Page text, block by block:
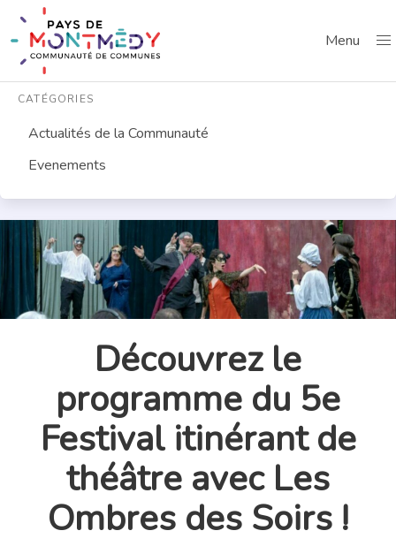
Menu
CATÉGORIES
Actualités de la Communauté
Evenements
Découvrez le
programme du 5e
Festival itinérant de
théâtre avec Les
Ombres des Soirs !